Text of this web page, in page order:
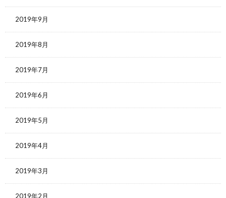
2019年9月
2019年8月
2019年7月
2019年6月
2019年5月
2019年4月
2019年3月
2019年2月